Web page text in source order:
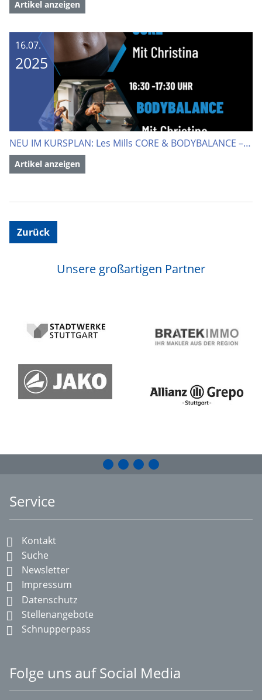
Artikel anzeigen
16.07.
2025
NEU IM KURSPLAN: Les Mills CORE & BODYBALANCE – immer samstags!
Artikel anzeigen
Zurück
Unsere großartigen Partner
Service
Kontakt
Suche
Newsletter
Impressum
Datenschutz
Stellenangebote
Schnupperpass
Folge uns auf Social Media